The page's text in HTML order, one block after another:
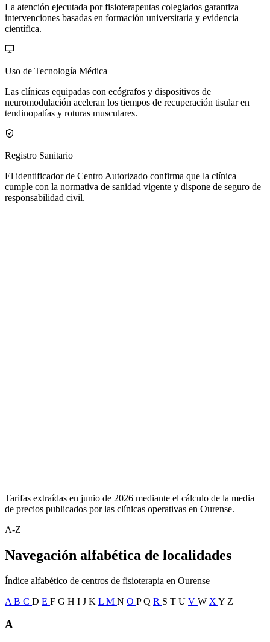
La atención ejecutada por fisioterapeutas colegiados garantiza
intervenciones basadas en formación universitaria y evidencia
científica.
Uso de Tecnología Médica
Las clínicas equipadas con ecógrafos y dispositivos de
neuromodulación aceleran los tiempos de recuperación tisular en
tendinopatías y roturas musculares.
Registro Sanitario
El identificador de Centro Autorizado confirma que la clínica
cumple con la normativa de sanidad vigente y dispone de seguro de
responsabilidad civil.
Tarifas extraídas en junio de 2026 mediante el cálculo de la media
de precios publicados por las clínicas operativas en Ourense.
A-Z
Navegación alfabética de localidades
Índice alfabético de centros de fisioterapia en Ourense
A B C D E F G H I J K L M N O PQ R S T U V W X Y Z
A